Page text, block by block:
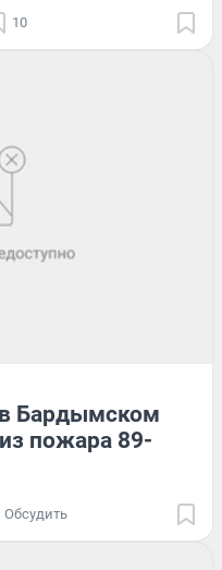
10
Бардымском
пожара 89-
Обсудить